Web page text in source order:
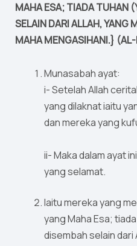
MAHA ESA; TIADA TUHAN
SELAIN DARI ALLAH, YANG
MAHA MENGASIHANI.}
Munasabah ayat:
i- Setelah Allah
yang dilaknat iaitu
dan mereka yang
ii- Maka dalam ayat
yang selamat.
Iaitu mereka yang
yang Maha Esa;
disembah selain dari